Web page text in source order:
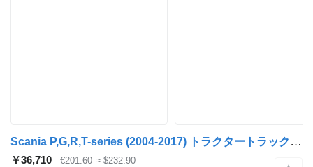
Scania P,G,R,T-series (2004-2017) トラクタートラックのためのScania R-series (01.04-) 2130085 燃料レール
￥36,710 €201.60 ≈ $232.90